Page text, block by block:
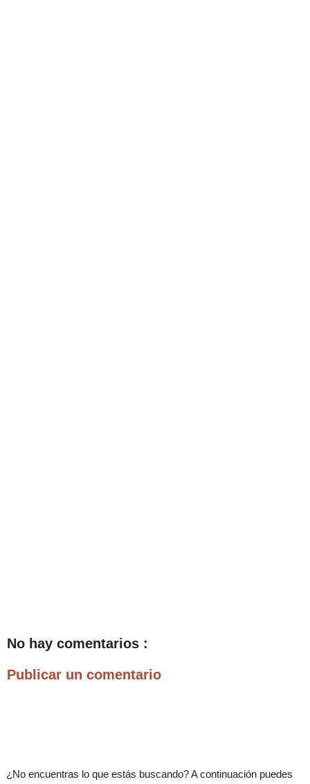
No hay comentarios :
Publicar un comentario
¿No encuentras lo que estás buscando? A continuación puedes